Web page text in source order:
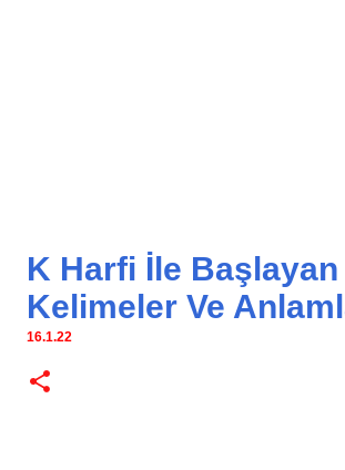
K Harfi İle
Kelimeler Ve
16.1.22